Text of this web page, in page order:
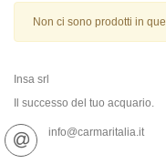
Non ci sono prodotti in
Insa srl
Il successo del tuo acquario.
info@carmaritalia.it